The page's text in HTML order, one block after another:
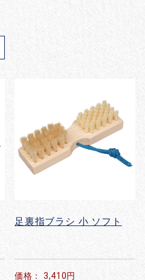
足裏指ブラシ 小 ソフト
価格： 3,410円